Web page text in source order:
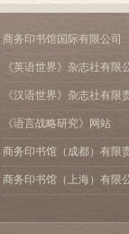
商务印书馆国际有限公司
《英语世界》杂志社有限
《汉语世界》杂志社有限
《语言战略研究》网站
商务印书馆（成都）有限
商务印书馆（上海）有限